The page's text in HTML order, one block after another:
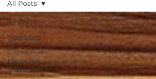
All Posts
Traditions
Conseils en
Médecine
Traditionnelle
All Posts